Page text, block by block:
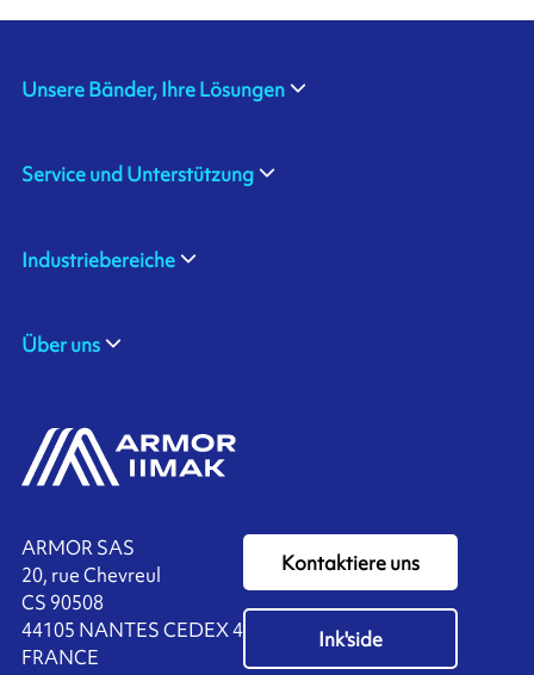
ARMOR SAS
20, rue Chevreul
CS 90508
44105 NANTES CEDEX 4
FRANCE
Kontaktiere uns
Ink'side
Unsere Bänder, Ihre Lösungen
Service und Unterstützung
Industriebereiche
Über uns